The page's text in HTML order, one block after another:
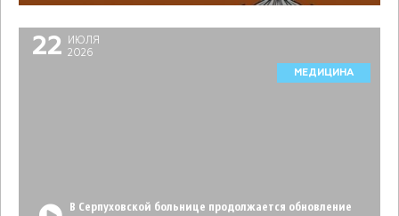
22
ИЮЛЯ
2026
МЕДИЦИНА
В Серпуховской больнице продолжается обновление